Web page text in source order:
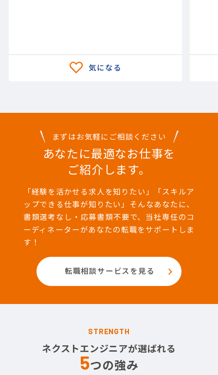
まずはお気軽にご相談ください
あなたに最適なお仕事を
ご紹介します。
「経験を活かせる求人を知りたい」「スキルア
ップできる仕事が知りたい」そんなあなたに、
書類選考なし・応募書類不要で、当社専任のコ
ーディネーターがあなたの転職をサポートしま
す！
転職相談サービスを見る
STRENGTH
ネクストエンジニアが選ばれる
5つの強み